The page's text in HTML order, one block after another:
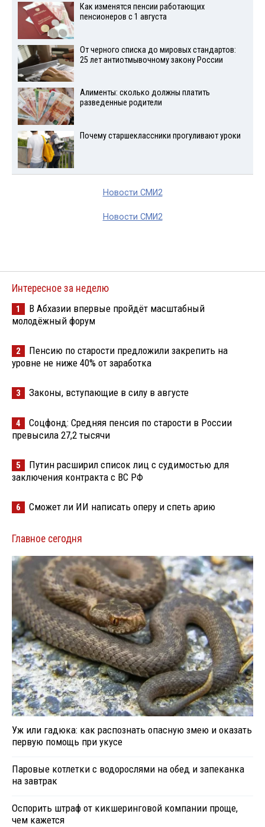
Как изменятся пенсии работающих
пенсионеров с 1 августа
От черного списка до мировых стандартов:
25 лет антиотмывочному закону России
Алименты: сколько должны платить
разведенные родители
Почему старшеклассники прогуливают уроки
Новости СМИ2
Новости СМИ2
Интересное за неделю
1
В Абхазии впервые пройдёт масштабный
молодёжный форум
2
Пенсию по старости предложили закрепить на
уровне не ниже 40% от заработка
3 Законы, вступающие в силу в августе
4
Соцфонд: Средняя пенсия по старости в России
превысила 27,2 тысячи
5
Путин расширил список лиц с судимостью для
заключения контракта с ВС РФ
6 Сможет ли ИИ написать оперу и спеть арию
Главное сегодня
Уж или гадюка: как распознать опасную змею и оказать
первую помощь при укусе
Паровые котлетки с водорослями на обед и запеканка
на завтрак
Оспорить штраф от кикшеринговой компании проще,
чем кажется